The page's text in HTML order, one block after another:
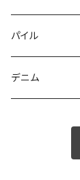
パイル
デニム